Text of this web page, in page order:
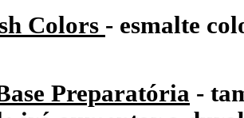
Colors - esmalte
Preparatória -